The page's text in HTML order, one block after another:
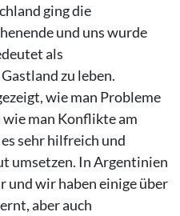
ging die
und uns wurde
als
zu leben.
wie man Probleme
wie man Konflikte am
sehr hilfreich und
umsetzen. In Argentinien
und wir haben einige über
aber auch